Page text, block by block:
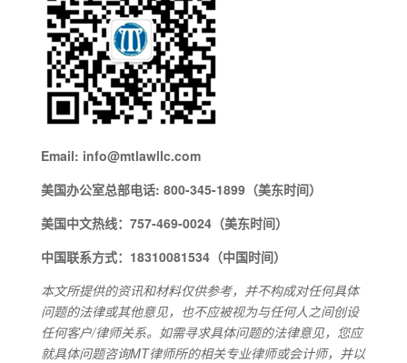
Email: info@mtlawllc.com
美国办公室总部电话: 800-345-1899（美东时间）
美国中文热线：757-469-0024（美东时间）
中国联系方式：18310081534（中国时间）
本文所提供的资讯和材料仅供参考，并不构成对任何具体
问题的法律或其他意见，也不应被视为与任何人之间创设
任何客户/律师关系。如需寻求具体问题的法律意见，您应
就具体问题咨询MT律师所的相关专业律师或会计师，并以